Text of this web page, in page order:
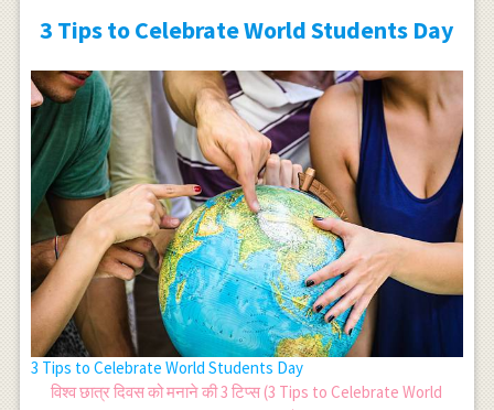
3 Tips to Celebrate World Students Day
3 Tips to Celebrate World Students Day
विश्व छात्र दिवस को मनाने की 3 टिप्स (3 Tips to Celebrate World